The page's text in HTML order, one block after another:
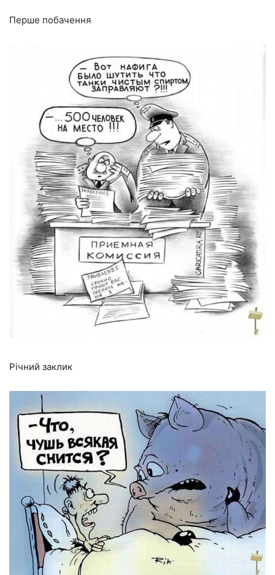
Перше побачення
Річний заклик